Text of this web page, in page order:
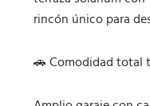
rincón único para
🚗 Comodidad total